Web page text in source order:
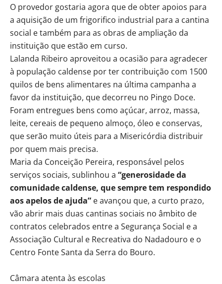
O provedor gostaria agora que de obter apoios para
a aquisição de um frigorifico industrial para a cantina
social e também para as obras de ampliação da
instituição que estão em curso.
Lalanda Ribeiro aproveitou a ocasião para agradecer
à população caldense por ter contribuição com 1500
quilos de bens alimentares na última campanha a
favor da instituição, que decorreu no Pingo Doce.
Foram entregues bens como açúcar, arroz, massa,
leite, cereais de pequeno almoço, óleo e conservas,
que serão muito úteis para a Misericórdia distribuir
por quem mais precisa.
Maria da Conceição Pereira, responsável pelos
serviços sociais, sublinhou a “generosidade da
comunidade caldense, que sempre tem respondido
aos apelos de ajuda” e avançou que, a curto prazo,
vão abrir mais duas cantinas sociais no âmbito de
contratos celebrados entre a Segurança Social e a
Associação Cultural e Recreativa do Nadadouro e o
Centro Fonte Santa da Serra do Bouro.
Câmara atenta às escolas